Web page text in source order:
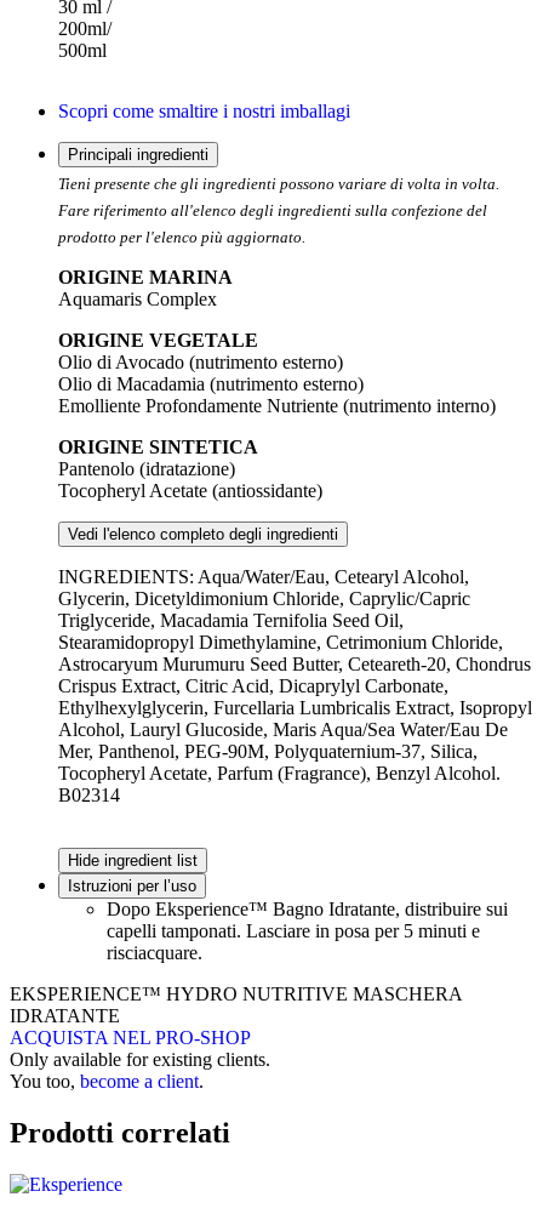
30 ml /
200ml/
500ml
Scopri come smaltire i nostri imballagi
Principali ingredienti
Tieni presente che gli ingredienti possono variare di volta in volta.
Fare riferimento all'elenco degli ingredienti sulla confezione del
prodotto per l'elenco più aggiornato.
ORIGINE MARINA
Aquamaris Complex
ORIGINE VEGETALE
Olio di Avocado (nutrimento esterno)
Olio di Macadamia (nutrimento esterno)
Emolliente Profondamente Nutriente (nutrimento interno)
ORIGINE SINTETICA
Pantenolo (idratazione)
Tocopheryl Acetate (antiossidante)
Vedi l'elenco completo degli ingredienti
INGREDIENTS: Aqua/Water/Eau, Cetearyl Alcohol,
Glycerin, Dicetyldimonium Chloride, Caprylic/Capric
Triglyceride, Macadamia Ternifolia Seed Oil,
Stearamidopropyl Dimethylamine, Cetrimonium Chloride,
Astrocaryum Murumuru Seed Butter, Ceteareth-20, Chondrus
Crispus Extract, Citric Acid, Dicaprylyl Carbonate,
Ethylhexylglycerin, Furcellaria Lumbricalis Extract, Isopropyl
Alcohol, Lauryl Glucoside, Maris Aqua/Sea Water/Eau De
Mer, Panthenol, PEG-90M, Polyquaternium-37, Silica,
Tocopheryl Acetate, Parfum (Fragrance), Benzyl Alcohol.
B02314
Hide ingredient list
Istruzioni per l’uso
Dopo Eksperience™ Bagno Idratante, distribuire sui
capelli tamponati. Lasciare in posa per 5 minuti e
risciacquare.
EKSPERIENCE™ HYDRO NUTRITIVE MASCHERA
IDRATANTE
ACQUISTA NEL PRO-SHOP
Only available for existing clients.
You too, become a client.
Prodotti correlati